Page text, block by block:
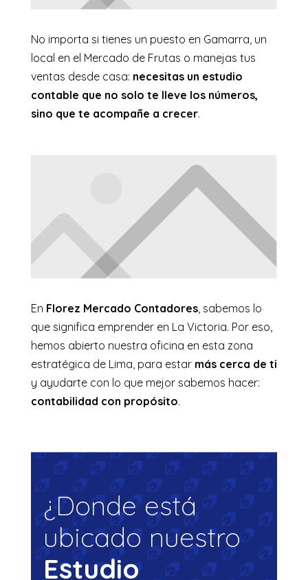
No importa si tienes un puesto en Gamarra, un
local en el Mercado de Frutas o manejas tus
ventas desde casa: necesitas un estudio
contable que no solo te lleve los números,
sino que te acompañe a crecer.
En Florez Mercado Contadores, sabemos lo
que significa emprender en La Victoria. Por eso,
hemos abierto nuestra oficina en esta zona
estratégica de Lima, para estar más cerca de ti
y ayudarte con lo que mejor sabemos hacer:
contabilidad con propósito.
¿Donde está
ubicado nuestro
Estudio